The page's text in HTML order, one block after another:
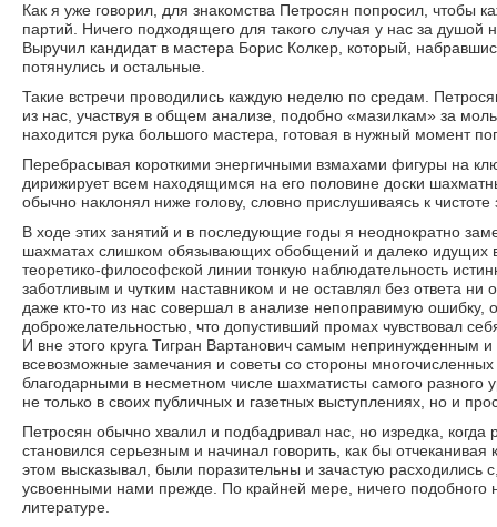
Как я уже говорил, для знакомства Петросян попросил, чтобы
партий. Ничего подходящего для такого случая у нас за
Выручил кандидат в мастера Борис Колкер, который,
потянулись и остальные.
Такие встречи проводились каждую неделю по средам.
из нас, участвуя в общем анализе, подобно «мазилкам» за
находится рука большого мастера, готовая в нужный момент
Перебрасывая короткими энергичными взмахами фигуры на
дирижирует всем находящимся на его половине доски
обычно наклонял ниже голову, словно прислушиваясь к
В ходе этих занятий и в последующие годы я неоднократно
шахматах слишком обязывающих обобщений и далеко идущих
теоретико-философской линии тонкую наблюдательность
заботливым и чутким наставником и не оставлял без ответа
даже кто-то из нас совершал в анализе непоправимую ошибку,
доброжелательностью, что допустивший промах чувствовал
И вне этого круга Тигран Вартанович самым непринужденным
всевозможные замечания и советы со стороны
благодарными в несметном числе шахматисты самого разного
не только в своих публичных и газетных выступлениях, но и
Петросян обычно хвалил и подбадривал нас, но изредка,
становился серьезным и начинал говорить, как бы
этом высказывал, были поразительны и зачастую расходились
усвоенными нами прежде. По крайней мере, ничего подобного
литературе.